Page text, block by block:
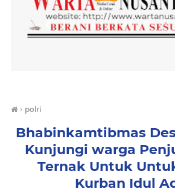
› polri
Bhabinkamtibmas
Kunjungi warga
Ternak Untuk
Kurban Idul